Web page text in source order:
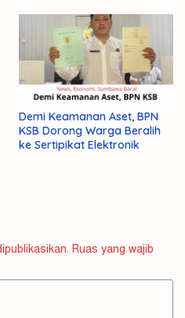
Demi Keamanan Aset, BPN
KSB Dorong Warga Beralih
ke Sertipikat Elektronik
Ruas yang wajib